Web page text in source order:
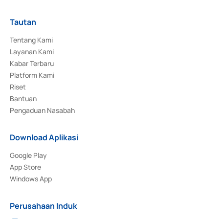
Tautan
Tentang Kami
Layanan Kami
Kabar Terbaru
Platform Kami
Riset
Bantuan
Pengaduan Nasabah
Download Aplikasi
Google Play
App Store
Windows App
Perusahaan Induk